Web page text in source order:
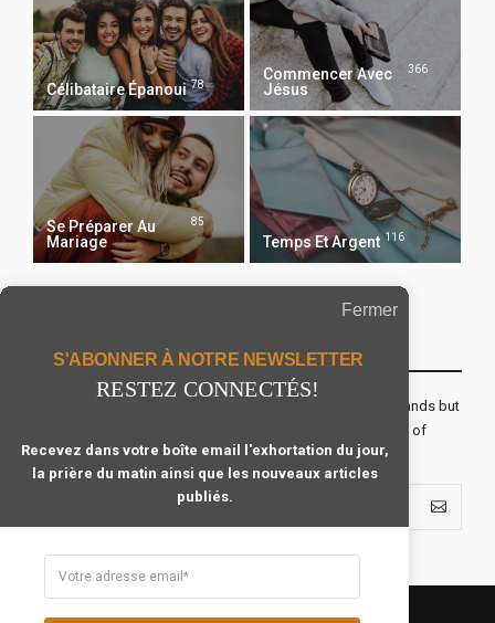
Célibataire Épanoui 78
Commencer Avec
Jésus
366
Se Préparer Au
Mariage
85
Temps Et Argent 116
The real voyage of discovery consists not in seeking new lands but
seeing with new eyes. All journeys have secret destinations of
which the traveler is unaware.
Fermer
S'ABONNER À NOTRE NEWSLETTER
RESTEZ CONNECTÉS!
Recevez dans votre boîte email l'exhortation du jour,
la prière du matin ainsi que les nouveaux articles
publiés.